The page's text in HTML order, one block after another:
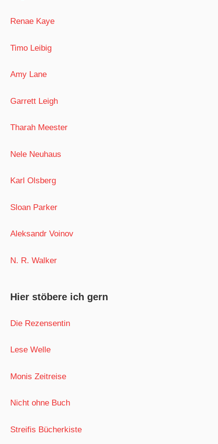
Renae Kaye
Timo Leibig
Amy Lane
Garrett Leigh
Tharah Meester
Nele Neuhaus
Karl Olsberg
Sloan Parker
Aleksandr Voinov
N. R. Walker
Hier stöbere ich gern
Die Rezensentin
Lese Welle
Monis Zeitreise
Nicht ohne Buch
Streifis Bücherkiste